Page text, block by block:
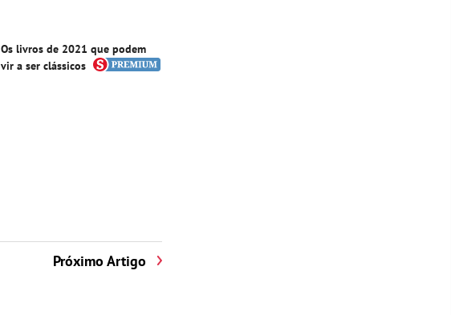
Os livros de 2021 que podem
vir a ser clássicos
Próximo Artigo